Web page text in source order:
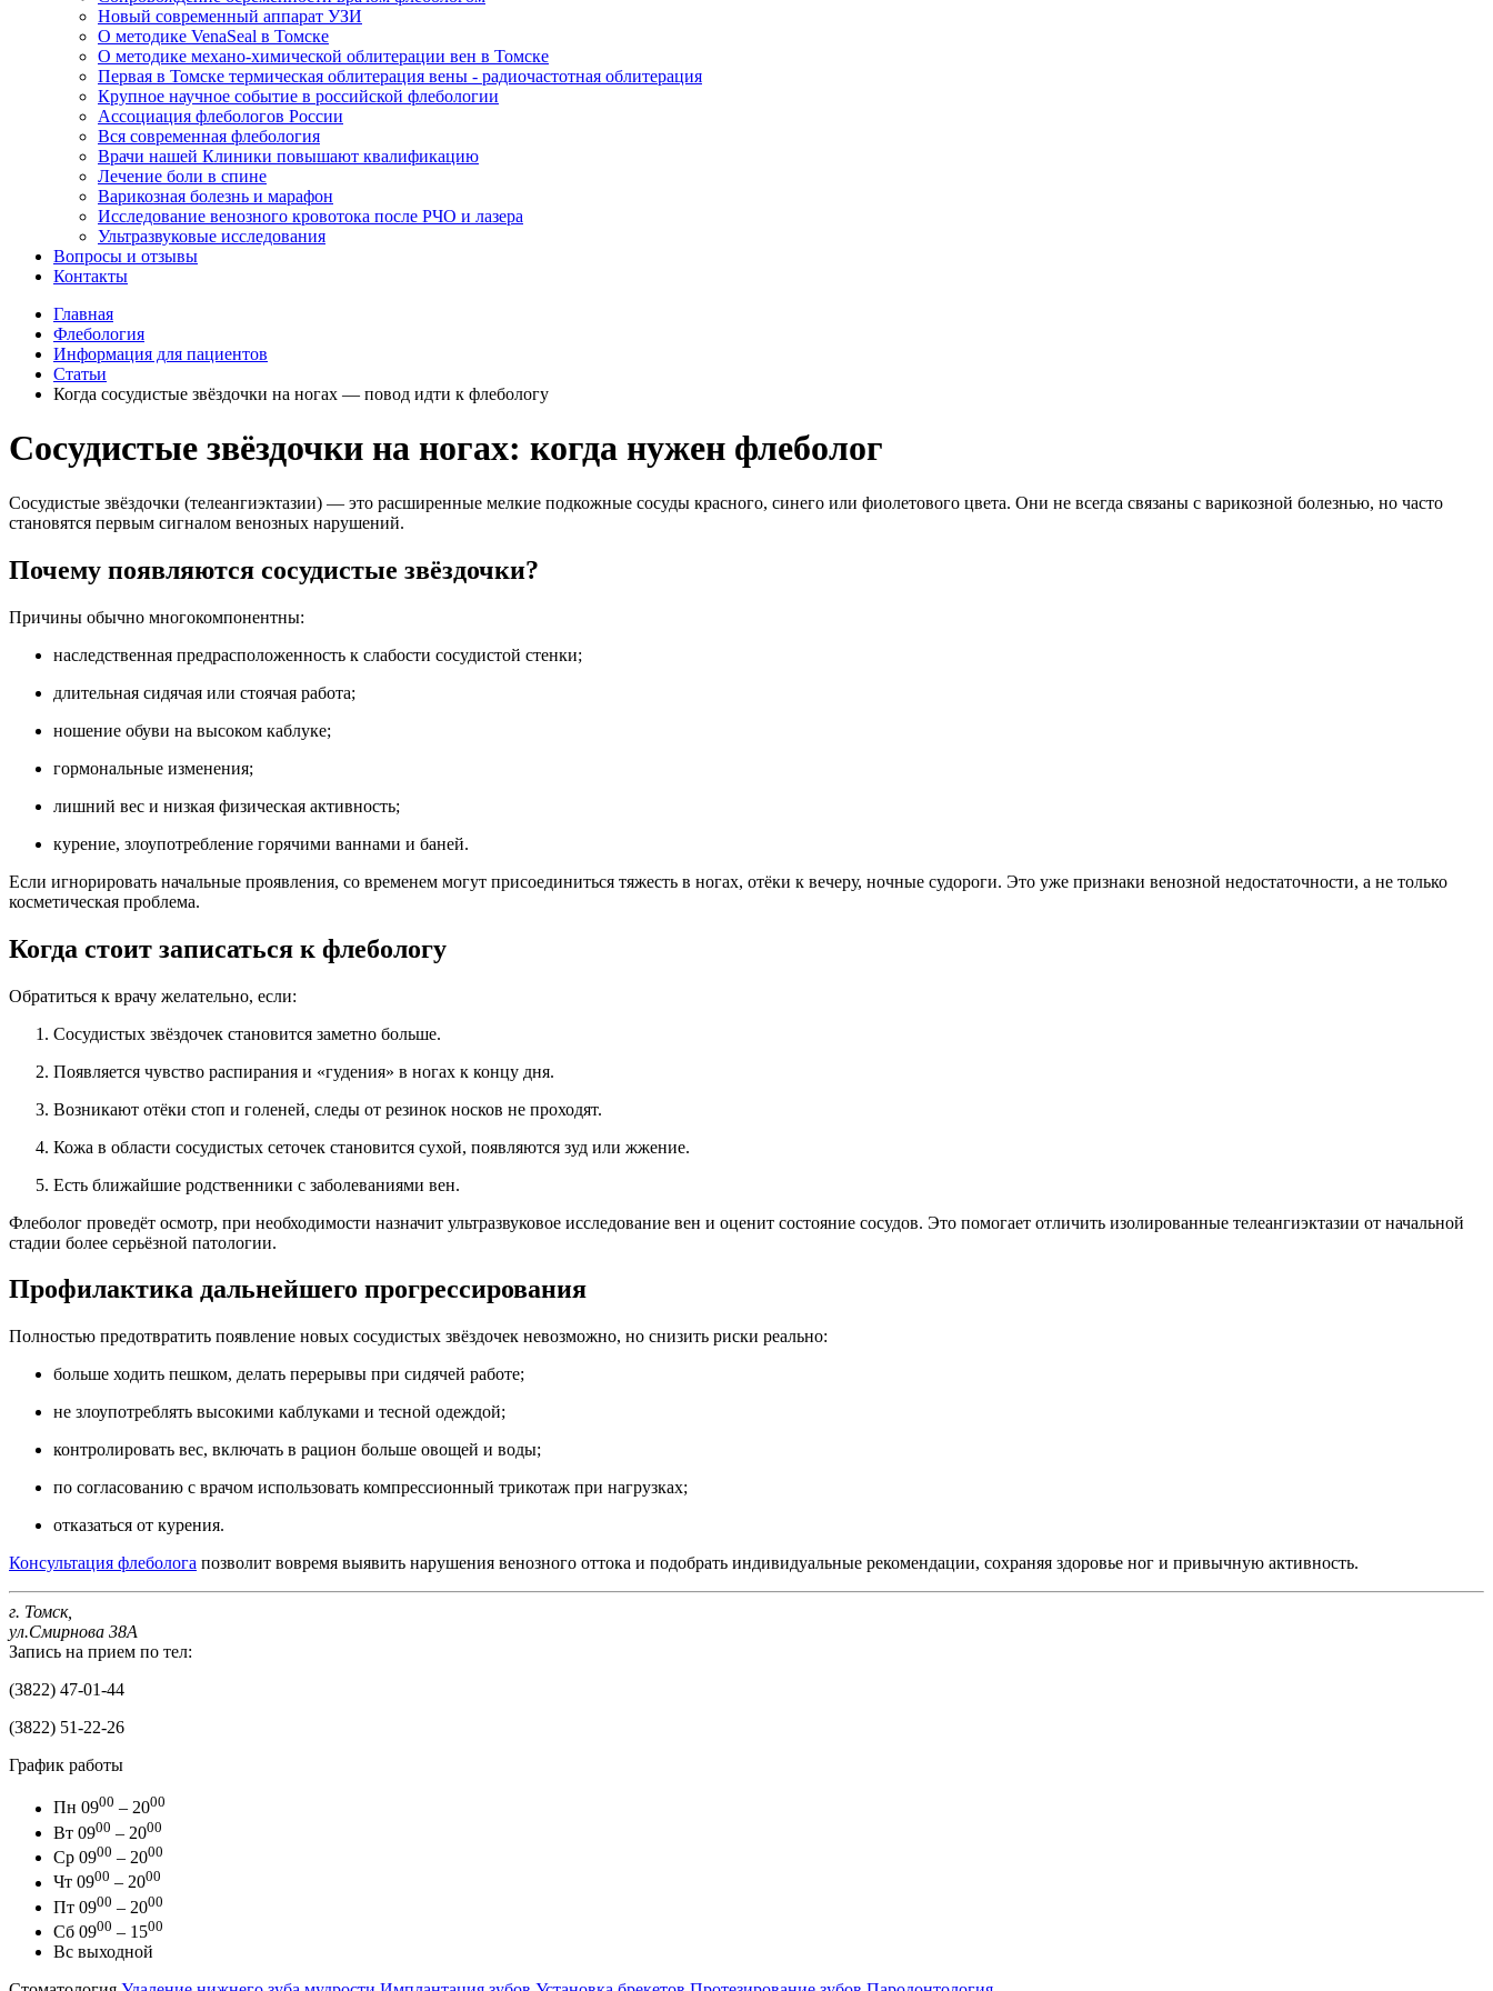
Новый современный аппарат УЗИ
О методике VenaSeal в Томске
О методике механо-химической облитерации вен в Томске
Первая в Томске термическая облитерация вены - радиочастотная облитерация
Крупное научное событие в российской флебологии
Ассоциация флебологов России
Вся современная флебология
Врачи нашей Клиники повышают квалификацию
Лечение боли в спине
Варикозная болезнь и марафон
Исследование венозного кровотока после РЧО и лазера
Ультразвуковые исследования
Вопросы и отзывы
Контакты
Главная
Флебология
Информация для пациентов
Статьи
Когда сосудистые звёздочки на ногах — повод идти к флебологу
Сосудистые звёздочки на ногах: когда нужен флеболог
Сосудистые звёздочки (телеангиэктазии) — это расширенные мелкие подкожные сосуды красного, синего или фиолетового цвета. Они не всегда связаны с варикозной болезнью, но часто
становятся первым сигналом венозных нарушений.
Почему появляются сосудистые звёздочки?
Причины обычно многокомпонентны:
наследственная предрасположенность к слабости сосудистой стенки;
длительная сидячая или стоячая работа;
ношение обуви на высоком каблуке;
гормональные изменения;
лишний вес и низкая физическая активность;
курение, злоупотребление горячими ваннами и баней.
Если игнорировать начальные проявления, со временем могут присоединиться тяжесть в ногах, отёки к вечеру, ночные судороги. Это уже признаки венозной недостаточности, а не только
косметическая проблема.
Когда стоит записаться к флебологу
Обратиться к врачу желательно, если:
Сосудистых звёздочек становится заметно больше.
Появляется чувство распирания и «гудения» в ногах к концу дня.
Возникают отёки стоп и голеней, следы от резинок носков не проходят.
Кожа в области сосудистых сеточек становится сухой, появляются зуд или жжение.
Есть ближайшие родственники с заболеваниями вен.
Флеболог проведёт осмотр, при необходимости назначит ультразвуковое исследование вен и оценит состояние сосудов. Это помогает отличить изолированные телеангиэктазии от начальной
стадии более серьёзной патологии.
Профилактика дальнейшего прогрессирования
Полностью предотвратить появление новых сосудистых звёздочек невозможно, но снизить риски реально:
больше ходить пешком, делать перерывы при сидячей работе;
не злоупотреблять высокими каблуками и тесной одеждой;
контролировать вес, включать в рацион больше овощей и воды;
по согласованию с врачом использовать компрессионный трикотаж при нагрузках;
отказаться от курения.
Консультация флеболога позволит вовремя выявить нарушения венозного оттока и подобрать индивидуальные рекомендации, сохраняя здоровье ног и привычную активность.
г. Томск,
ул.Смирнова 38А
Запись на прием по тел:
(3822) 47-01-44
(3822) 51-22-26
График работы
Пн 0900 – 2000
Вт 0900 – 2000
Ср 0900 – 2000
Чт 0900 – 2000
Пт 0900 – 2000
Сб 0900 – 1500
Вс выходной